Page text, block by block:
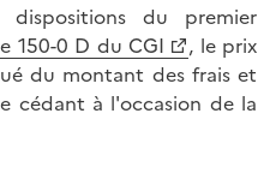
dispositions du premier
150-0 D du CGI
, le prix
du montant des frais et
cédant à l'occasion de la